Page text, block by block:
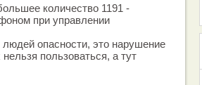
количество 1191 -
при управлении
опасности, это нарушение
пользоваться, а тут